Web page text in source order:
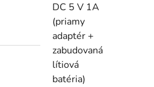
DC 5 V 1A
(priamy
adaptér +
zabudovaná
lítiová
batéria)